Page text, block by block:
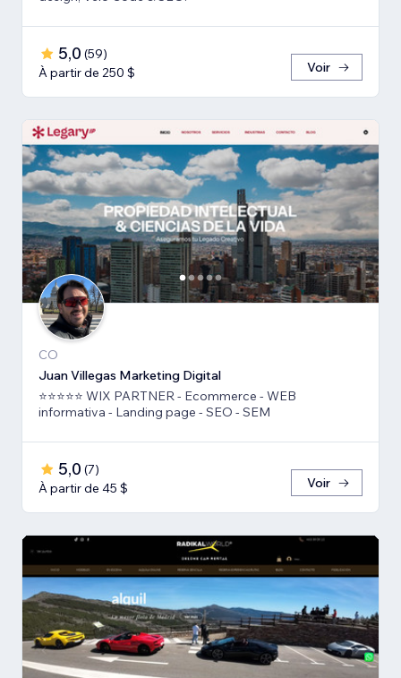
5,0 (59)
À partir de 250 $
Voir
CO
Juan Villegas Marketing Digital
⭐⭐⭐⭐⭐ WIX PARTNER - Ecommerce - WEB
informativa - Landing page - SEO - SEM
5,0 (7)
À partir de 45 $
Voir